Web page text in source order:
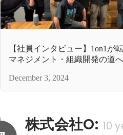
【社員インタビュー】1on1が
マネジメント・組織開発の道へ
December 3, 2024
株式会社O: 10